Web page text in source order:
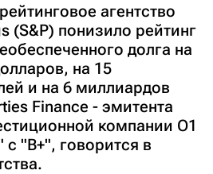
агентство
(S&P) понизило рейтинг
долга на
на 15
и на 6 миллиардов
Finance - эмитента
компании O1
"B+", говорится в